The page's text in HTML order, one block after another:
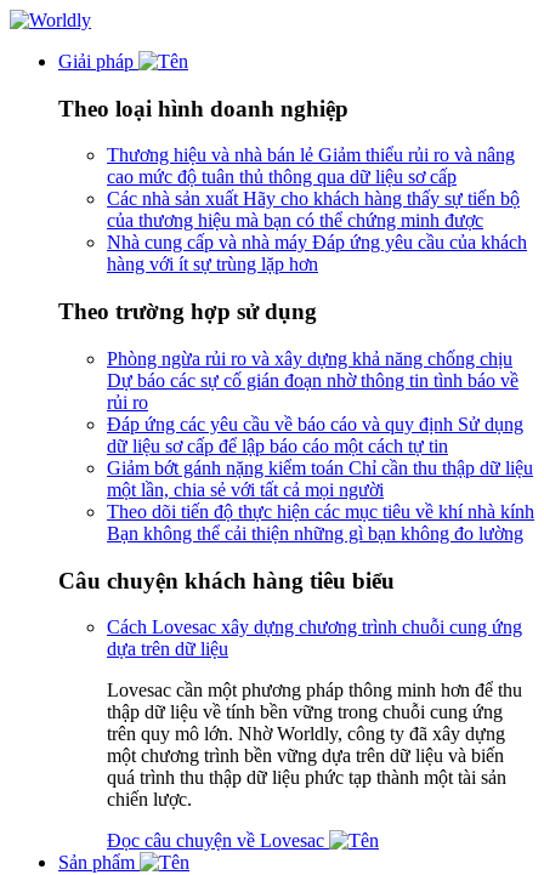
Giải pháp
Theo loại hình doanh nghiệp
Thương hiệu và nhà bán lẻ Giảm thiểu rủi ro và nâng
cao mức độ tuân thủ thông qua dữ liệu sơ cấp
Các nhà sản xuấtHãy cho khách hàng thấy sự tiến bộ
của thương hiệu mà bạn có thể chứng minh được
Nhà cung cấp và nhà máy Đáp ứng yêu cầu của khách
hàng với ít sự trùng lặp hơn
Theo trường hợp sử dụng
Phòng ngừa rủi ro và xây dựng khả năng chống chịu
Dự báo các sự cố gián đoạn nhờ thông tin tình báo về
rủi ro
Đáp ứng các yêu cầu về báo cáo và quy định Sử dụng
dữ liệu sơ cấp để lập báo cáo một cách tự tin
Giảm bớt gánh nặng kiểm toán Chỉ cần thu thập dữ liệu
một lần, chia sẻ với tất cả mọi người
Theo dõi tiến độ thực hiện các mục tiêu về khí nhà kính
Bạn không thể cải thiện những gì bạn không đo lường
Câu chuyện khách hàng tiêu biểu
Cách Lovesac xây dựng chương trình chuỗi cung ứng
dựa trên dữ liệu
Lovesac cần một phương pháp thông minh hơn để thu
thập dữ liệu về tính bền vững trong chuỗi cung ứng
trên quy mô lớn. Nhờ Worldly, công ty đã xây dựng
một chương trình bền vững dựa trên dữ liệu và biến
quá trình thu thập dữ liệu phức tạp thành một tài sản
chiến lược.
Đọc câu chuyện về Lovesac
Sản phẩm